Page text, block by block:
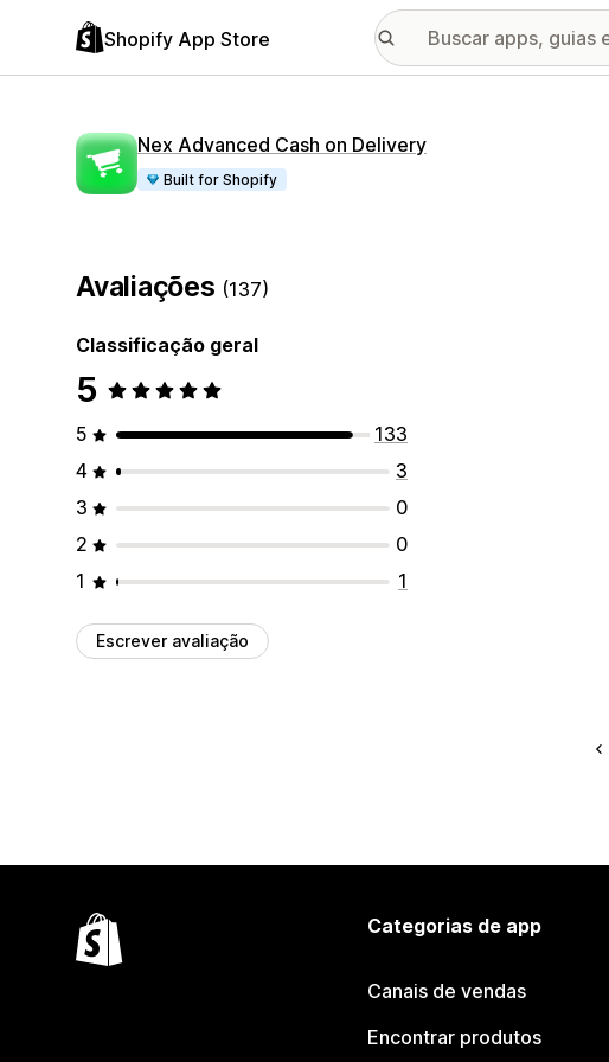
Shopify App Store
Nex Advanced Cash on Delivery
Built for Shopify
Avaliações (137)
Classificação geral
5
5
133
4
3
3
0
2
0
1
1
Escrever avaliação
Categorias de app
Canais de vendas
Encontrar produtos